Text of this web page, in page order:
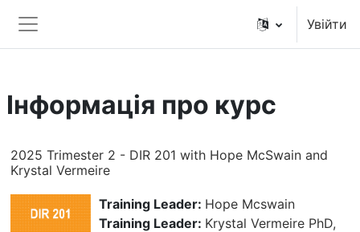
Бокова панель
Увійти
Інформація про курс
2025 Trimester 2 - DIR 201 with Hope McSwain and
Krystal Vermeire
Training Leader: Hope Mcswain
Training Leader: Krystal Vermeire PhD,